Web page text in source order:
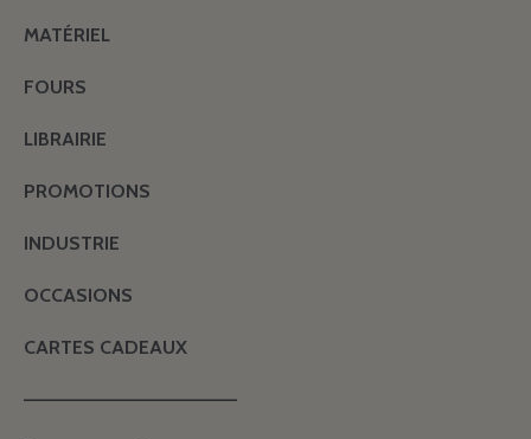
MATÉRIEL
FOURS
LIBRAIRIE
PROMOTIONS
INDUSTRIE
OCCASIONS
CARTES CADEAUX
———————————————